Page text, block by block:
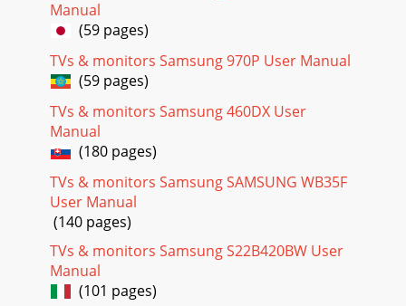
域在屏幕上的位置。 • 此功能仅在 模拟 模式下可用。• 在 AV
模式下输入 720P、1080i 或 1080P 信号时，选择 <全屏显示 >
可在 0 到 6 级间调整水平位置。 垂直位置 垂直移动显示区域在
屏幕上的位置。
Page 20 - 3-4 产品操作按钮
使用本产品3-5 设置和重置菜单 说明复位 使用此功能可将画面
质量和色彩设置恢复为出厂设置值。•<否> - <是>语言 选择
OSD 的语言。 所选语言仅应用于本产品的 OSD。此设置不会
流为用户提供低耗电模式。•
Page 21
3-5使用本产品 信息自动信号源 •<自动> - 显示器自动选择输入
信号。•<手动> - 用户需手动选择输入信号。 不适用于模拟 (D-
SUB) 专用或数字 (DVI) 专用型号。 显示时间 用户无动作时，
OSD 将会自动消失。您可设置 OSD 隐藏前的等待时间。•<
Manual
(59 pages)
TVs & monitors Samsung 970P User Manual
(59 pages)
TVs & monitors Samsung 460DX User
Manual
(180 pages)
TVs & monitors Samsung SAMSUNG WB35F
User Manual
(140 pages)
TVs & monitors Samsung S22B420BW User
Manual
(101 pages)